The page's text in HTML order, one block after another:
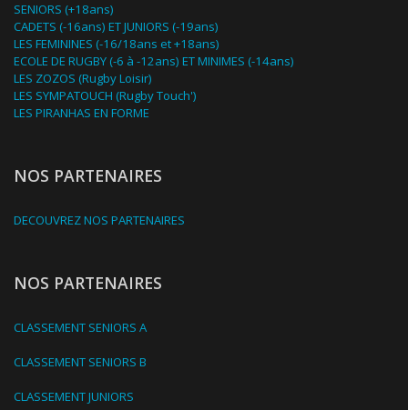
SENIORS (+18ans)
CADETS (-16ans) ET JUNIORS (-19ans)
LES FEMININES (-16/18ans et +18ans)
ECOLE DE RUGBY (-6 à -12ans) ET MINIMES (-14ans)
LES ZOZOS (Rugby Loisir)
LES SYMPATOUCH (Rugby Touch')
LES PIRANHAS EN FORME
NOS PARTENAIRES
DECOUVREZ NOS PARTENAIRES
NOS PARTENAIRES
CLASSEMENT SENIORS A
CLASSEMENT SENIORS B
CLASSEMENT JUNIORS